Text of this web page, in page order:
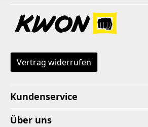
Vertrag widerrufen
Kundenservice
Über uns